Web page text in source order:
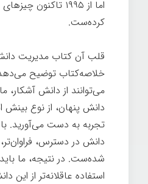
اما از ۱۹۹۵ تاکنون
کرده‌ست.
قلب آن کتاب مدیریت
خلاصه‌کتاب توضیح
می‌توانند از دانش آشکار،
دانش پنهان، از نوع بینش
تجربه به دست می‌آورید. با
دانش در دسترس،
شده‌ست. در نتیجه، ما
استفاده عاقلانه‌تر از این